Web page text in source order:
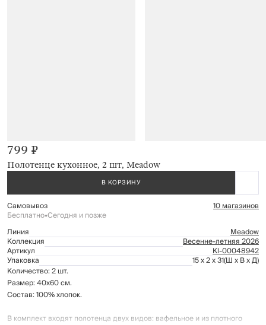
Полотенце кухонное, 2 шт, Meadow
799 ₽
В КОРЗИНУ
Самовывоз 10 магазинов
Бесплатно•Сегодня и позже
Линия
Meadow
Коллекция Весенне-летняя 2026
Артикул Kl-00048942
Упаковка 15 x 2 x 31(Ш x В x Д)
Количество: 2 шт.
Размер: 40х60 см.
Состав: 100% хлопок.
В комплект входят полотенца двух видов: вафельное и из плотного